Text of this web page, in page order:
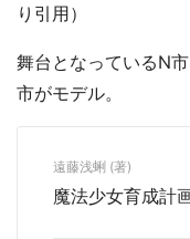
り引用）
舞台となっているN
市がモデル。
遠藤浅蜊 (著)
魔法少女育成計